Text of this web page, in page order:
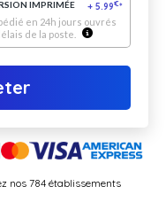
IMPRIMÉE + 5.99€*
en 24h jours ouvrés
de la poste.
nos 784 établissements